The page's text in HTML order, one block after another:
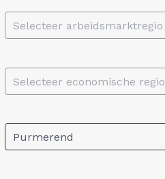
Selecteer arbeidsmarktregio
Selecteer economische regio
Purmerend